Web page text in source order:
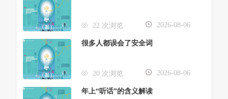
22 次浏览 2026-08-06
很多人都误会了安全词
20 次浏览 2026-08-06
年上“听话”的含义解读